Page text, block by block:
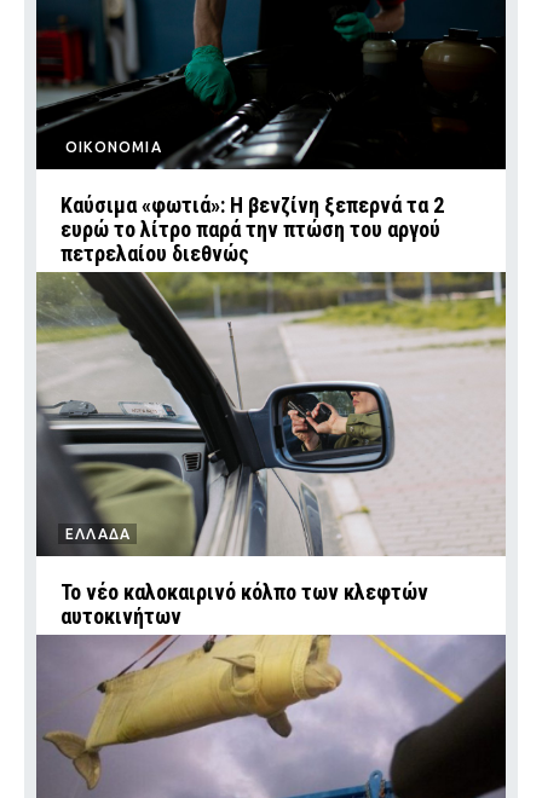
ΟΙΚΟΝΟΜΙΑ
Καύσιμα «φωτιά»: Η βενζίνη ξεπερνά τα 2
ευρώ το λίτρο παρά την πτώση του αργού
πετρελαίου διεθνώς
ΕΛΛΑΔΑ
Το νέο καλοκαιρινό κόλπο των κλεφτών
αυτοκινήτων